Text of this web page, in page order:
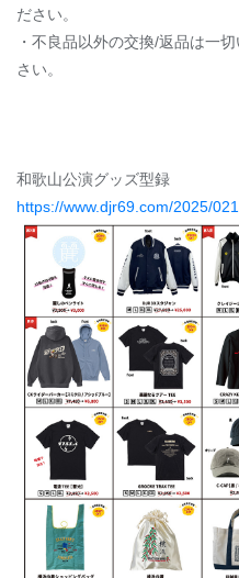
ださい。
・不良品以外の交換/返品は一
さい。
和歌山公演グッズ型録
https://www.djr69.com/2025/